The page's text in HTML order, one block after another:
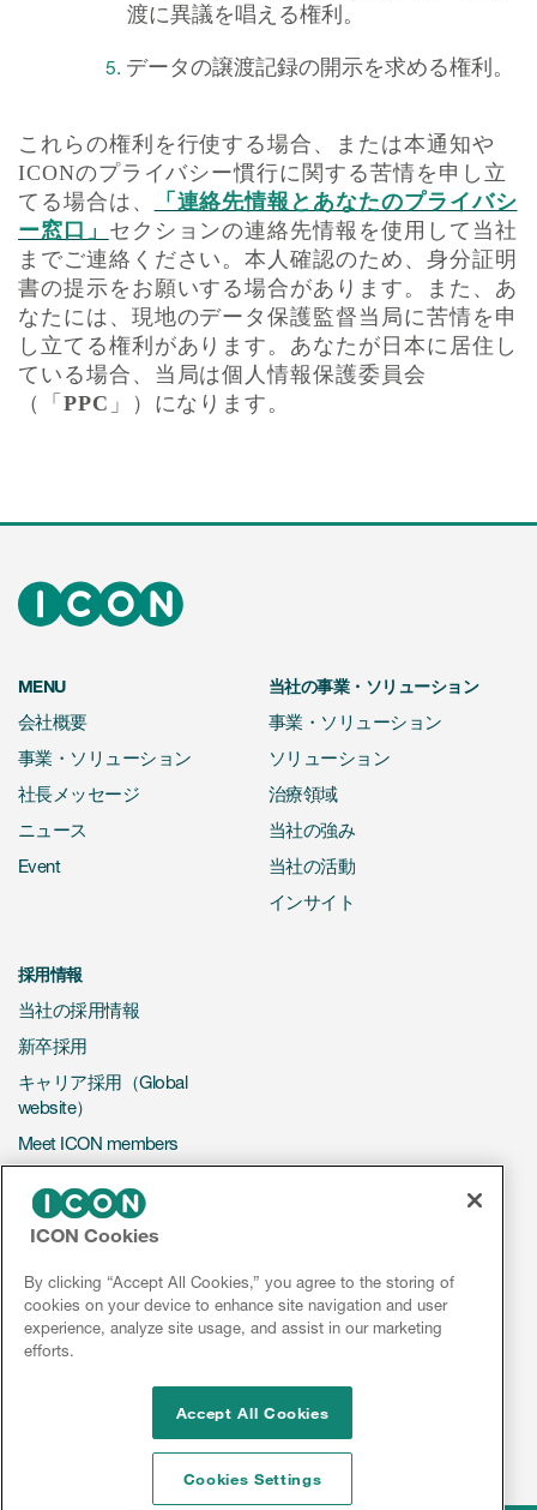
渡に異議を唱える権利。
データの譲渡記録の開示を求める権利。
これらの権利を行使する場合、または本通知や
ICONのプライバシー慣行に関する苦情を申し立
てる場合は、
「連絡先情報とあなたのプライバシ
ー窓口」 セクションの連絡先情報を使用して当社
までご連絡ください。本人確認のため、身分証明
書の提示をお願いする場合があります。また、あ
なたには、現地のデータ保護監督当局に苦情を申
し立てる権利があります。あなたが日本に居住し
ている場合、当局は個人情報保護委員会
（「 PPC 」）になります。
MENU
会社概要
事業・ソリューション
社長メッセージ
ニュース
Event
当社の事業・ソリューション
事業・ソリューション
ソリューション
治療領域
当社の強み
当社の活動
インサイト
採用情報
当社の採用情報
新卒採用
キャリア採用（Global
website）
Meet ICON members
CONTACT US
採用に関するお問い合わせ
ICON Cookies
By clicking “Accept All Cookies,” you agree to the storing of
cookies on your device to enhance site navigation and user
experience, analyze site usage, and assist in our marketing
efforts.
Accept All Cookies
Cookies Settings